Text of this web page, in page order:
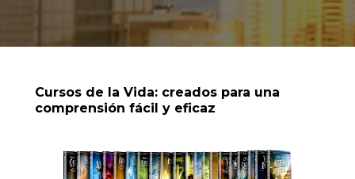
Cursos de la Vida: creados para una
comprensión fácil y eficaz